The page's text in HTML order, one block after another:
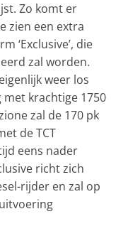
Zo komt er
zien een extra
‘Exclusive’, die
zal worden.
weer los
krachtige 1750
zal de 170 pk
de TCT
eens nader
richt zich
rijder en zal op